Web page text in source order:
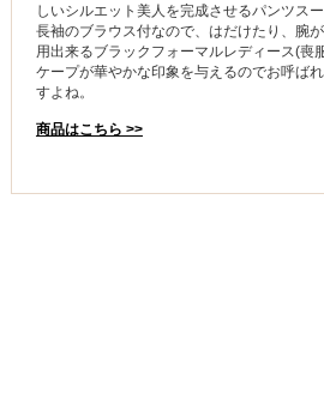
しいシルエット美人を完成させるパンツスー
長袖のブラウス付なので、はだけたり、腕
用出来るブラックフォーマルレディース(喪
ケープが華やかな印象を与えるのでお呼ば
すよね。
商品はこちら >>